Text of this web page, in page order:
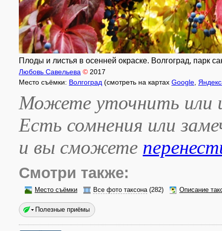
Плоды и листья в осенней окраске. Волгоград, парк
Любовь Савельева © 2017
Место съёмки: Волгоград (смотреть на картах Google
Можете уточнить или
Есть сомнения или
и вы сможете
Смотри также:
Место съёмки Все фото таксона(282) Описание
Полезные приёмы